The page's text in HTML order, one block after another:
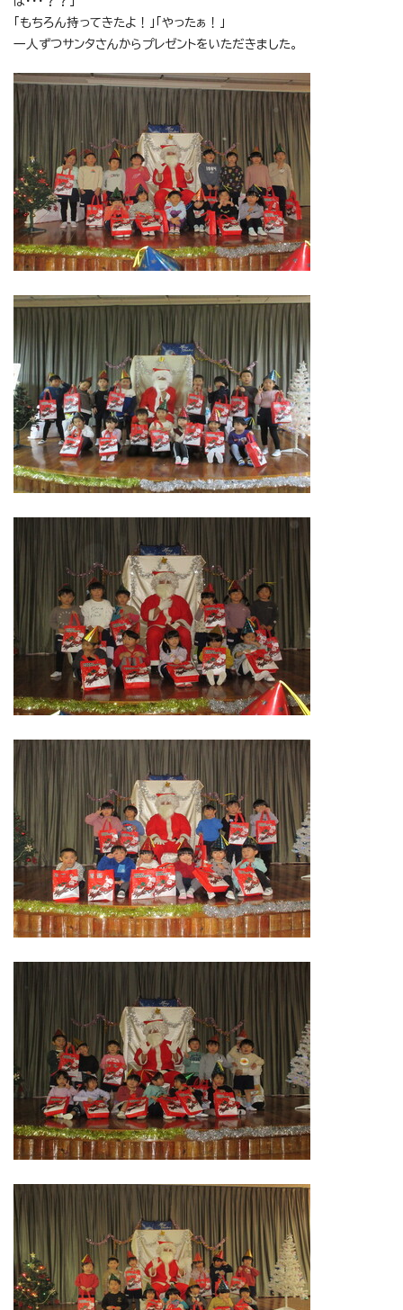
「もちろん持ってきたよ！」「やったぁ！」
一人ずつサンタさんからプレゼントをいただきました。